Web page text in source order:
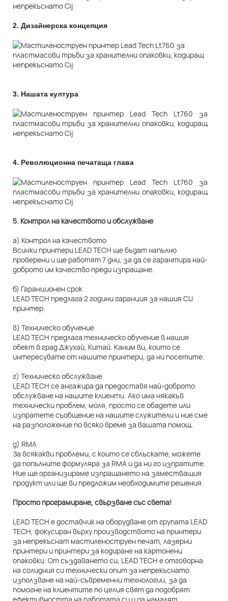
2. Дизайнерска концепция
3. Нашата култура
4. Революционна печатаща глава
5. Контрол на качеството и обслужване
а) Контрол на качеството
Всички принтери LEAD TECH ще бъдат напълно
проверени и ще работят 7 дни, за да се гарантира най-
доброто им качество преди изпращане.
б) Гаранционен срок
LEAD TECH предлага 2 години гаранция за нашия CIJ
принтер.
в) Техническо обучение
LEAD TECH предлага техническо обучение в нашия
обект в град Джухай, Китай. Каним ви, които се
интересувате от нашите принтери, да ни посетите.
г) Техническо обслужване
LEAD TECH се ангажира да предоставя най-доброто
обслужване на нашите клиенти. Ако има някакъв
технически проблем, моля, просто се обадете или
изпратете съобщение на нашите служители и ние сме
на разположение по всяко време за вашата помощ.
д) RMA
За всякакви проблеми, с които се сблъскате, можете
да попълните формуляра за RMA и да ни го изпратите.
Ние ще организираме изпращането на заместващия
продукт или ще ви предложим необходимите решения.
Просто програмиране, свързване със света!
LEAD TECH е доставчик на оборудване от групата LEAD
TECH, фокусиран върху производството на принтери
за непрекъснат мастиленоструен печат, лазерни
принтери и принтери за кодиране на картонени
опаковки. От създаването си, LEAD TECH е отговорна
на солидния си технически опит за непрекъснато
използване на най-съвременни технологии, за да
помогне на клиентите по целия свят да подобрят